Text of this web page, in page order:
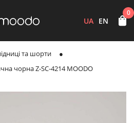
UA EN
0
та шорти
чорна Z-SC-4214 MOODO